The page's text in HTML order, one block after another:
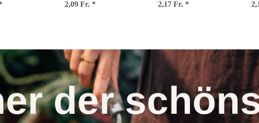
chinensis) Samen
2,09 Fr. *
Cosmea 'Pink'
2,17 Fr. *
der